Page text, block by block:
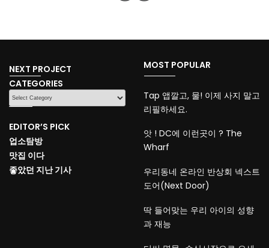
NEXT PROJECT
CATEGORIES
CATEGORIES
EDITOR’S PICK
업소탐방
맛집 이다
좋았던 지난 기사
MOST POPULAR
Tap 앱깔고, 물! 이제 사지 말고
리필하세요.
앗 ! DC에 이런곳이 ? The
Wharf
우리동네 온라인 반상회 넥스트
도어(Next Door)
딱 들어맞는 우리 아이의 성향
과 재능